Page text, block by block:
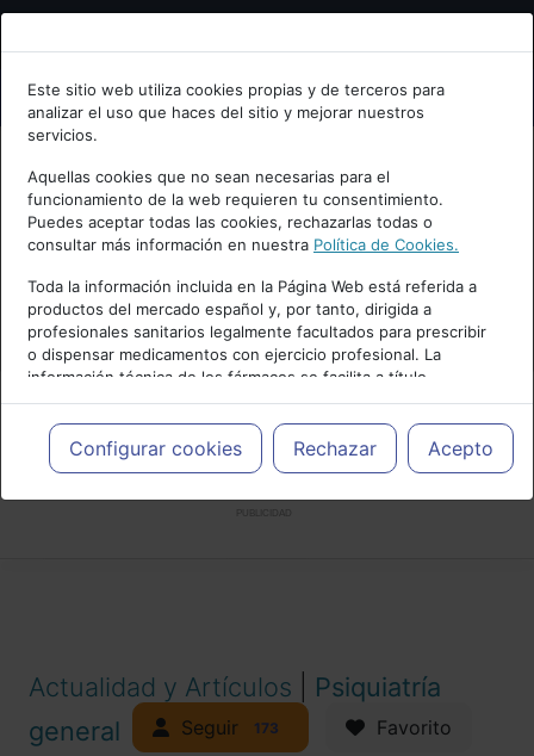
Bienvenid@ a psiquiatria.com
Escribe tu Email
Accede o regístrate con tu email.
Cancelar
Este sitio web utiliza cookies propias y de terceros para
analizar el uso que haces del sitio y mejorar nuestros
servicios.
Aquellas cookies que no sean necesarias para el
funcionamiento de la web requieren tu consentimiento.
Puedes aceptar todas las cookies, rechazarlas todas o
consultar más información en nuestra Política de Cookies.
Toda la información incluida en la Página Web está referida a
productos del mercado español y, por tanto, dirigida a
profesionales sanitarios legalmente facultados para prescribir
o dispensar medicamentos con ejercicio profesional. La
información técnica de los fármacos se facilita a título
meramente informativo, siendo responsabilidad de los
profesionales facultados prescribir medicamentos y decidir, en
cada caso concreto, el tratamiento más adecuado a las
necesidades del paciente.
Configurar cookies Rechazar Acepto
Actualidad y Artículos
Psiquiatría
general
Seguir 173 Favorito